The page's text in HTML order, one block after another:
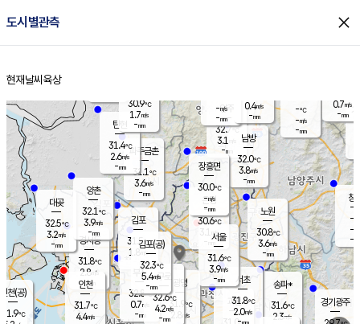
도시별관측 close
홈
현재날씨 육상
양주
32.7℃
3.1
-mm
과천
경기광주
경서동
31.8℃
2.8 m/s
-mm
파주금촌
31.1℃
3.6m/s
-mm
-℃
-m/s
-mm
대곶
32.5℃
3.2m/s
-mm
창
-
-m/
-
탄현
31.4℃
2.6m/s
-mm
0.7m/s
-mm
김포
31.5℃
1.8 m/s
mm
광명
31.9 ℃
2.8 m/s
부천
32.8℃
0.7m/s
-mm
양촌
32.1℃
3.9m/s
-mm
구로
32.6℃
4.2m/s
-mm
은평
30.6℃
3.1 m/s
- mm
노원
30.8℃
3.6m/s
-mm
송파*
31.6℃
2.3m/s
서초
31.8℃
2.0m/s
-mm
남방
32.0℃
3.8m/s
-mm
장흥면
30.0℃
-m/s
-mm
-m/s
-mm
인천(공)
31.9℃
김포(공)
32.3℃
5.4m/s
-mm
인천
31.7℃
4.4m/s
서울
31.6℃
3.9m/s
-mm
30.9℃
1.7m/s
-mm
0.4m/s
-mm